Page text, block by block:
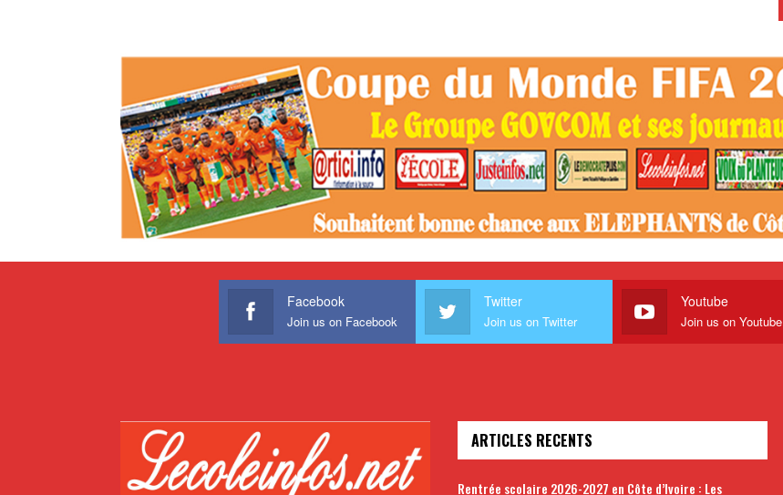
Facebook
Join us on Facebook
Twitter
Join us on Twitter
Youtube
Join us on Youtube
ARTICLES RECENTS
Rentrée scolaire 2026-2027 en Côte d’Ivoire : Les